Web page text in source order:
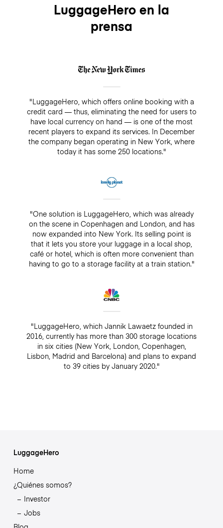
LuggageHero en la
prensa
"LuggageHero, which offers online booking with a
credit card — thus, eliminating the need for users to
have local currency on hand — is one of the most
recent players to expand its services. In December
the company began operating in New York, where
today it has some 250 locations."
"One solution is LuggageHero, which was already
on the scene in Copenhagen and London, and has
now expanded into New York. Its selling point is
that it lets you store your luggage in a local shop,
café or hotel, which is often more convenient than
having to go to a storage facility at a train station."
"LuggageHero, which Jannik Lawaetz founded in
2016, currently has more than 300 storage locations
in six cities (New York, London, Copenhagen,
Lisbon, Madrid and Barcelona) and plans to expand
to 39 cities by January 2020."
LuggageHero
Home
¿Quiénes somos?
Investor
Jobs